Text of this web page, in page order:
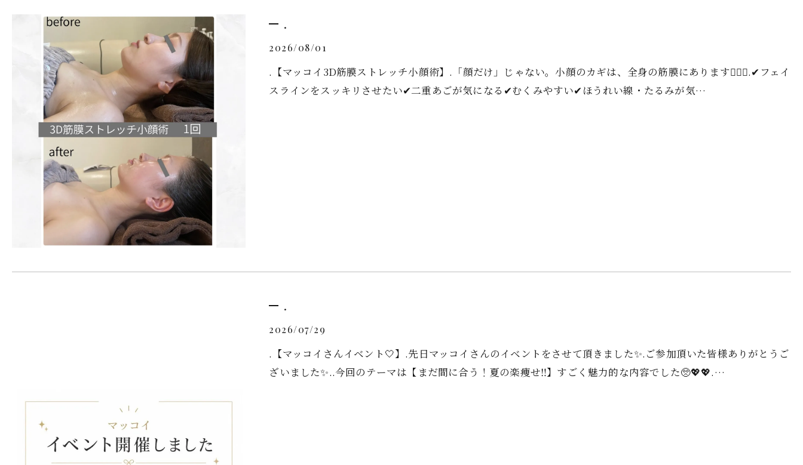
.
2026/08/01
.【マッコイ3D筋膜ストレッチ小顔術】.「顔だけ」じゃない。小顔のカギは、全身の筋膜にあります💆‍♀️✨.✔︎フェイ
スラインをスッキリさせたい✔︎二重あごが気になる✔︎むくみやすい✔︎ほうれい線・たるみが気…
.
2026/07/29
.【マッコイさんイベント‎🤍】.先日マッコイさんのイベント‎をさせて頂きました✨️.ご参加頂いた皆様ありがとうご
ざいました✨..今回のテーマは【まだ間に合う！夏の楽痩せ‼️】すごく魅力的な内容でした🥺💖💖.…